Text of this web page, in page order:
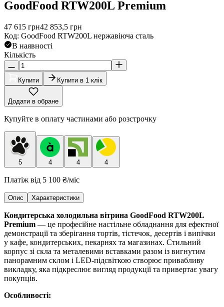
GoodFood RTW200L Premium
47 615 грн42 853,5 грн
Код: GoodFood RTW200L нержавіюча сталь
В наявності
Кількість
Купити Купити в 1 клік
Додати в обране
Купуйте в оплату частинами або розстрочку
5 4 4 4
Платіж від 5 100 ₴/міс
Опис Характеристики
Кондитерська холодильна вітрина GoodFood RTW200L
Premium — це професійне настільне обладнання для ефектної
демонстрації та зберігання тортів, тістечок, десертів і випічки
у кафе, кондитерських, пекарнях та магазинах. Стильний
корпус зі скла та металевими вставками разом із вигнутим
панорамним склом і LED-підсвіткою створює привабливу
викладку, яка підкреслює вигляд продукції та привертає увагу
покупців.
Особливості: